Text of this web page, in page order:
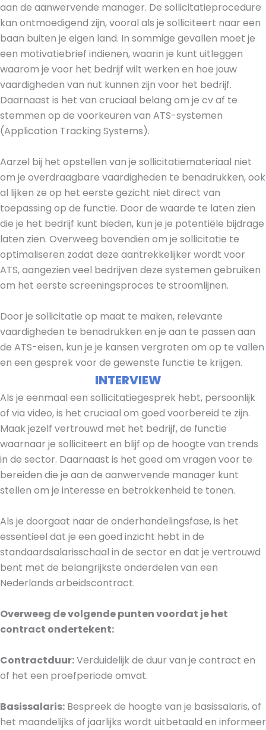
aan de aanwervende manager. De sollicitatieprocedure
kan ontmoedigend zijn, vooral als je solliciteert naar een
baan buiten je eigen land. In sommige gevallen moet je
een motivatiebrief indienen, waarin je kunt uitleggen
waarom je voor het bedrijf wilt werken en hoe jouw
vaardigheden van nut kunnen zijn voor het bedrijf.
Daarnaast is het van cruciaal belang om je cv af te
stemmen op de voorkeuren van ATS-systemen
(Application Tracking Systems).
Aarzel bij het opstellen van je sollicitatiemateriaal niet
om je overdraagbare vaardigheden te benadrukken, ook
al lijken ze op het eerste gezicht niet direct van
toepassing op de functie. Door de waarde te laten zien
die je het bedrijf kunt bieden, kun je je potentiële bijdrage
laten zien. Overweeg bovendien om je sollicitatie te
optimaliseren zodat deze aantrekkelijker wordt voor
ATS, aangezien veel bedrijven deze systemen gebruiken
om het eerste screeningsproces te stroomlijnen.
Door je sollicitatie op maat te maken, relevante
vaardigheden te benadrukken en je aan te passen aan
de ATS-eisen, kun je je kansen vergroten om op te vallen
en een gesprek voor de gewenste functie te krijgen.
INTERVIEW
Als je eenmaal een sollicitatiegesprek hebt, persoonlijk
of via video, is het cruciaal om goed voorbereid te zijn.
Maak jezelf vertrouwd met het bedrijf, de functie
waarnaar je solliciteert en blijf op de hoogte van trends
in de sector. Daarnaast is het goed om vragen voor te
bereiden die je aan de aanwervende manager kunt
stellen om je interesse en betrokkenheid te tonen.
Als je doorgaat naar de onderhandelingsfase, is het
essentieel dat je een goed inzicht hebt in de
standaardsalarisschaal in de sector en dat je vertrouwd
bent met de belangrijkste onderdelen van een
Nederlands arbeidscontract.
Overweeg de volgende punten voordat je het
contract ondertekent:
Contractduur:Verduidelijk de duur van je contract en
of het een proefperiode omvat.
Basissalaris: Bespreek de hoogte van je basissalaris, of
het maandelijks of jaarlijks wordt uitbetaald en informeer